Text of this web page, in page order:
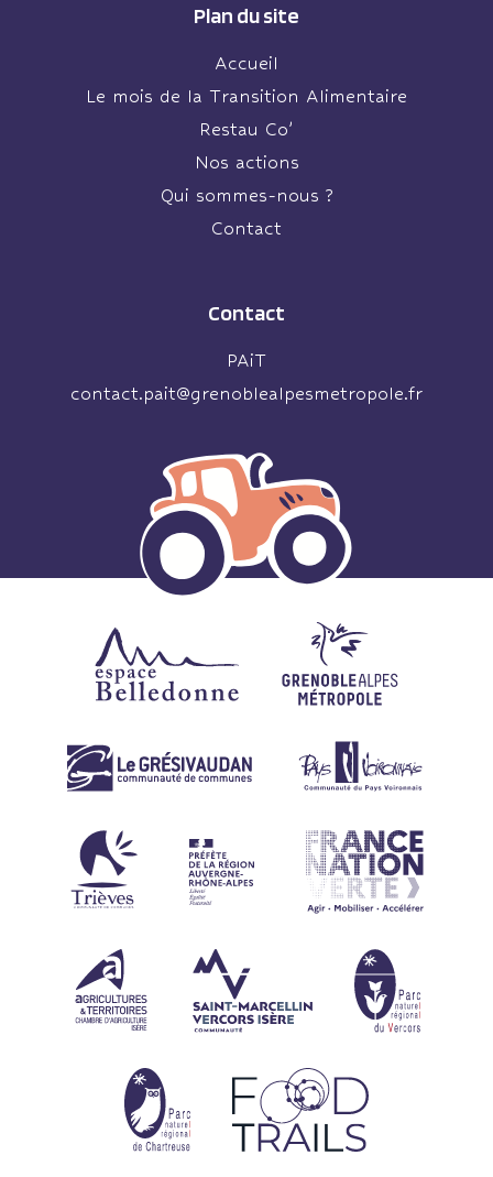
Plan du site
Accueil
Le mois de la Transition Alimentaire
Restau Co’
Nos actions
Qui sommes-nous ?
Contact
Contact
PAiT
contact.pait@grenoblealpesmetropole.fr